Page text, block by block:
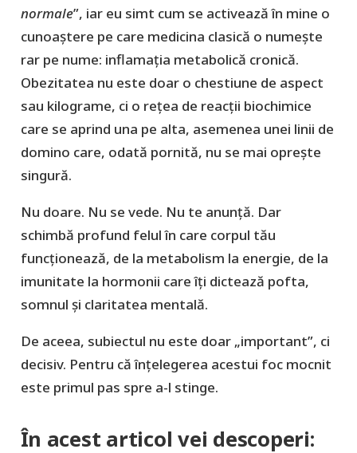
normale”, iar eu simt cum se activează în mine o
cunoaștere pe care medicina clasică o numește
rar pe nume: inflamația metabolică cronică.
Obezitatea nu este doar o chestiune de aspect
sau kilograme, ci o rețea de reacții biochimice
care se aprind una pe alta, asemenea unei linii de
domino care, odată pornită, nu se mai oprește
singură.
Nu doare. Nu se vede. Nu te anunță. Dar
schimbă profund felul în care corpul tău
funcționează, de la metabolism la energie, de la
imunitate la hormonii care îți dictează pofta,
somnul și claritatea mentală.
De aceea, subiectul nu este doar „important”, ci
decisiv. Pentru că înțelegerea acestui foc mocnit
este primul pas spre a-l stinge.
În acest articol vei descoperi: